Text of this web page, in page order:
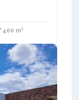
400 m²